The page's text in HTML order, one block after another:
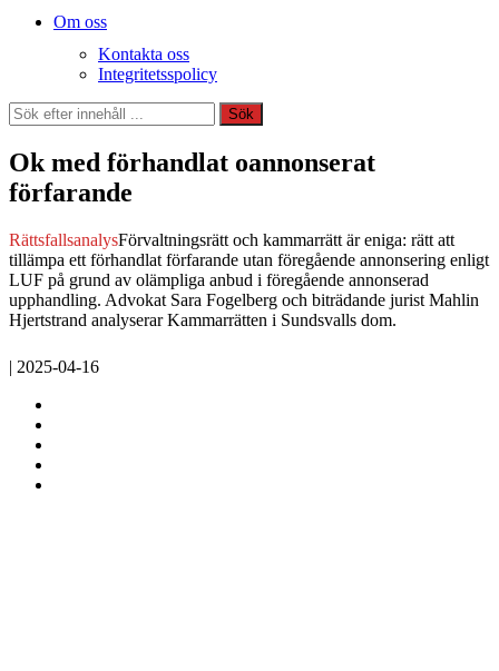
Om oss
Kontakta oss
Integritetsspolicy
Sök
Sök
Ok med förhandlat oannonserat
förfarande
RättsfallsanalysFörvaltningsrätt och kammarrätt är eniga: rätt att
tillämpa ett förhandlat förfarande utan föregående annonsering enligt
LUF på grund av olämpliga anbud i föregående annonserad
upphandling. Advokat Sara Fogelberg och biträdande jurist Mahlin
Hjertstrand analyserar Kammarrätten i Sundsvalls dom.
| 2025-04-16